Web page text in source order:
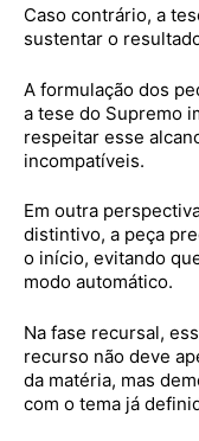
Caso contrário, a
sustentar o
A formulação dos
a tese do Supremo
respeitar esse
incompatíveis.
Em outra
distintivo, a peça
o início, evitando
modo automático.
Na fase recursal,
recurso não deve
da matéria, mas
com o tema já